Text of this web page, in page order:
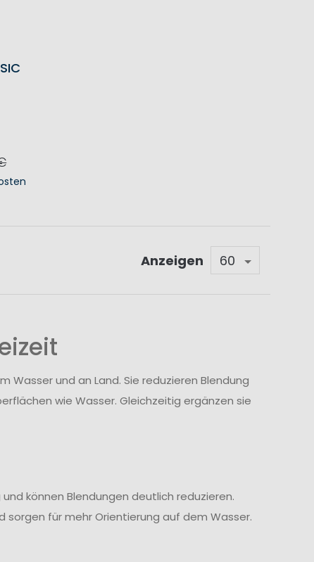
Anzeigen
Wasser und an Land. Sie reduzieren Blendung
wie Wasser. Gleichzeitig ergänzen sie
können Blendungen deutlich reduzieren.
sorgen für mehr Orientierung auf dem Wasser.